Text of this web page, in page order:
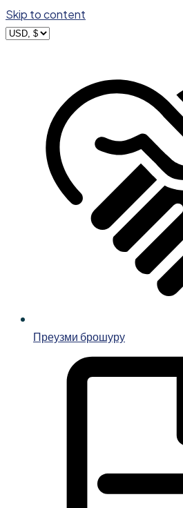
Skip to content
Преузми брошуру